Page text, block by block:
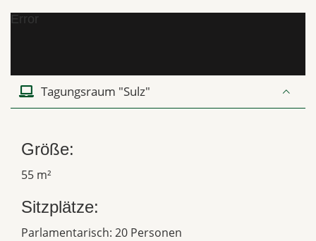
Error
Tagungsraum "Sulz"
Größe:
55 m²
Sitzplätze:
Parlamentarisch: 20 Personen